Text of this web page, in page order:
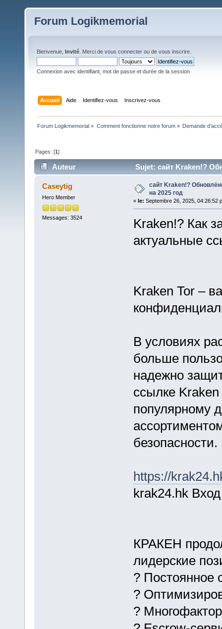
Forum Logikmemorial
Bienvenue, Invité . Merci de vous connecter ou de vous inscrire
Connexion avec identifiant, mot de passe et durée de la session
Accueil Aide Identifiez-vous Inscrivez-vous
Forum Logikmemorial » Comment fonctionne notre forum» Demande
Pages: [1]
Auteur Sujet: сайт Kraken!?
Caseytig
Hero Member
Messages: 3524
сайт Kraken!?
на 2025 год
« le: Septembre 26, 2025, 04:26:52
Kraken!? Как
актуальные
Kraken Tor –
В условиях
больше
надежно
ссылке
популярному
безопасности.
https://
krak24.hk Вход
КРАКЕН
лидерские
? Постоянное
?
?